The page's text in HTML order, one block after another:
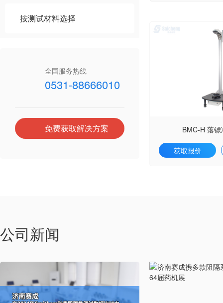
按测试材料选择
全国服务热线
0531-88666010
免费获取解决方案 BMC-H 落
获取报价
公司新闻